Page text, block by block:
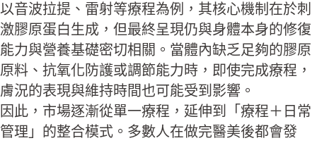
以音波拉提、雷射等療程為例，其核心機制在於刺
激膠原蛋白生成，但最終呈現仍與身體本身的修復
能力與營養基礎密切相關。當體內缺乏足夠的膠原
原料、抗氧化防護或調節能力時，即使完成療程，
膚況的表現與維持時間也可能受到影響。
因此，市場逐漸從單一療程，延伸到「療程＋日常
管理」的整合模式。多數人在做完醫美後都會發